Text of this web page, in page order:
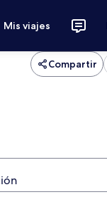
Mis viajes
Compartir